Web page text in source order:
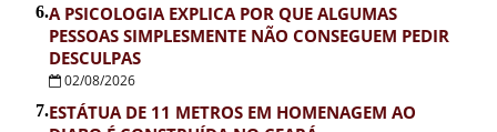
6.A PSICOLOGIA EXPLICA POR QUE ALGUMAS
PESSOAS SIMPLESMENTE NÃO CONSEGUEM PEDIR
DESCULPAS
02/08/2026
7.ESTÁTUA DE 11 METROS EM HOMENAGEM AO